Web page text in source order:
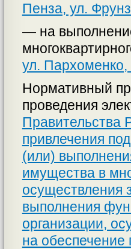
Пенза, ул.
— на
ул. Пархоменко,
Нормативный
проведения
Правительства
привлечения
(или)
имущества в
осуществления
выполнения
организации,
на обеспечение